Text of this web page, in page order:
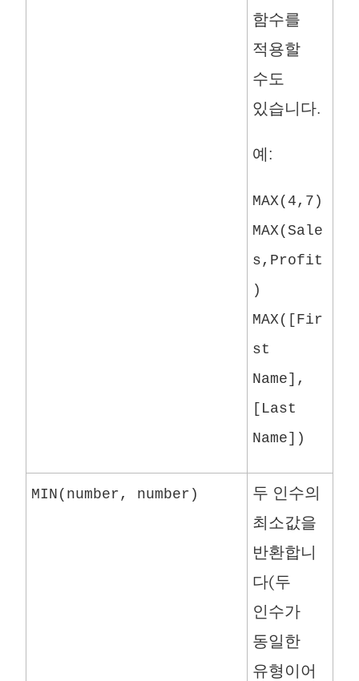
함수를
적용할
수도
있습니다.
예:
MAX(4,7)
MAX(Sale
s,Profit
)
MAX([Fir
st
Name],
[Last
Name])
MIN(number, number)
두 인수의
최소값을
반환합니
다(두
인수가
동일한
유형이어